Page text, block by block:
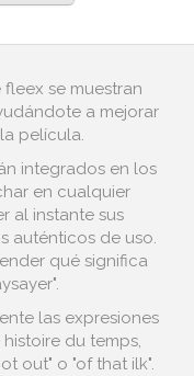
se muestran
a mejorar
película.
integrados en los
en cualquier
al instante sus
auténticos de uso.
qué significa
las expresiones
du temps,
out" o "of that ilk".